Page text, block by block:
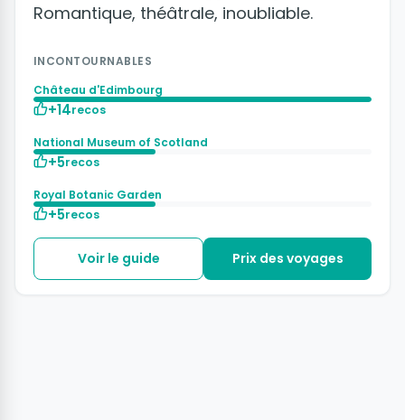
Romantique, théâtrale, inoubliable.
INCONTOURNABLES
Château d'Edimbourg
+14recos
National Museum of Scotland
+5recos
Royal Botanic Garden
+5recos
Voir le guide Prix des voyages